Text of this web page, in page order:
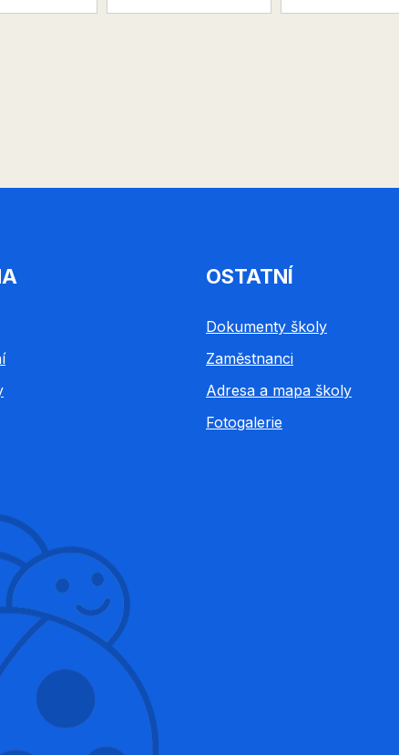
OSTATNÍ
Dokumenty školy
Zaměstnanci
Adresa a mapa školy
Fotogalerie